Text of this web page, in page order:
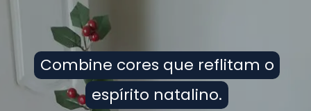
Combine cores que reflitam o
espírito natalino.
Combine cores que reflitam o
espírito natalino.